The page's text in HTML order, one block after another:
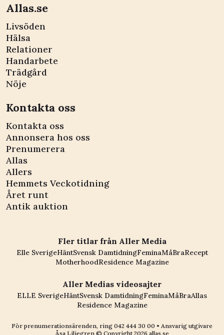
Allas.se
Livsöden
Hälsa
Relationer
Handarbete
Trädgård
Nöje
Kontakta oss
Kontakta oss
Annonsera hos oss
Prenumerera
Allas
Allers
Hemmets Veckotidning
Året runt
Antik auktion
Fler titlar från Aller Media
Elle SverigeHäntSvensk DamtidningFeminaMåBraRecept
MotherhoodResidence Magazine
Aller Medias videosajter
ELLE SverigeHäntSvensk DamtidningFeminaMåBraAllas
Residence Magazine
För prenumerationsärenden, ring 042 444 30 00 • Ansvarig utgivare
Åsa Liliegren © Copyright2026 allas.se